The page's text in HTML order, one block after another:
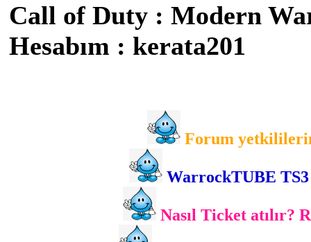
Call of Duty : Modern
Hesabım : kerata201
Forum
WarrockTUBE
Nasıl Ticket atılır?